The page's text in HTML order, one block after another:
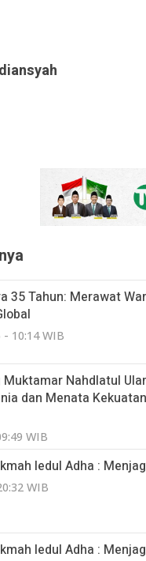
35 Tahun: Merawat
10:14 WIB
Nahdlatul
dan Menata
WIB
Iedul Adha :
WIB
Iedul Adha :